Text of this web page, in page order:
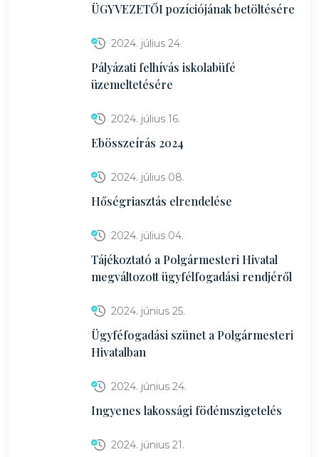
ÜGYVEZETŐI pozíciójának betöltésére
2024. július 24.
Pályázati felhívás iskolabüfé
üzemeltetésére
2024. július 16.
Ebösszeírás 2024
2024. július 08.
Hőségriasztás elrendelése
2024. július 04.
Tájékoztató a Polgármesteri Hivatal
megváltozott ügyfélfogadási rendjéről
2024. június 25.
Ügyféfogadási szünet a Polgármesteri
Hivatalban
2024. június 24.
Ingyenes lakossági födémszigetelés
2024. június 21.